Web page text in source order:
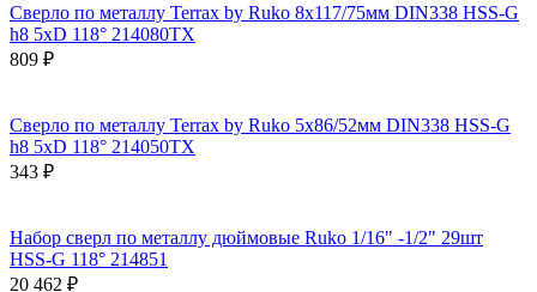
Сверло по металлу Terrax by Ruko 8x117/75мм DIN338 HSS-G
h8 5xD 118° 214080TX
809 ₽
Сверло по металлу Terrax by Ruko 5x86/52мм DIN338 HSS-G
h8 5xD 118° 214050TX
343 ₽
Набор сверл по металлу дюймовые Ruko 1/16" -1/2" 29шт
HSS-G 118° 214851
20 462 ₽